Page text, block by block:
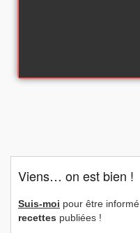
Viens… on est bien !
Suis-moi pour être informé
recettes publiées !